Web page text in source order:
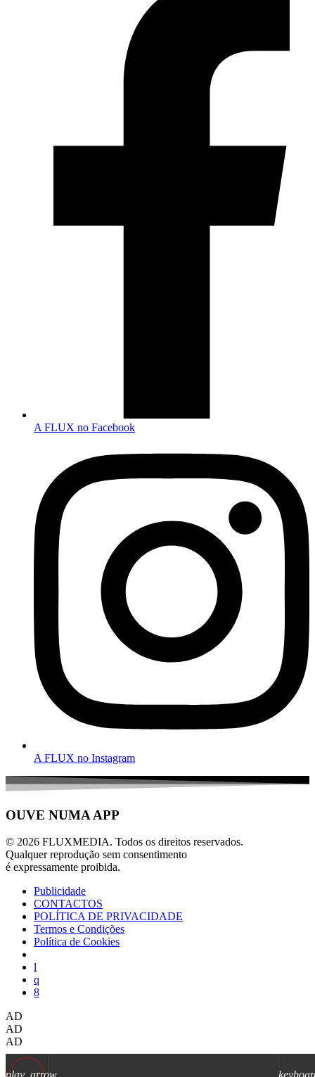
play_arrow
A FLUX no Facebook
A FLUX no Instagram
OUVE NUMA APP
© 2026 FLUXMEDIA. Todos os direitos reservados.
Qualquer reprodução sem consentimento
é expressamente proibida.
Publicidade
CONTACTOS
POLÍTICA DE PRIVACIDADE
Termos e Condições
Política de Cookies
AD
AD
AD